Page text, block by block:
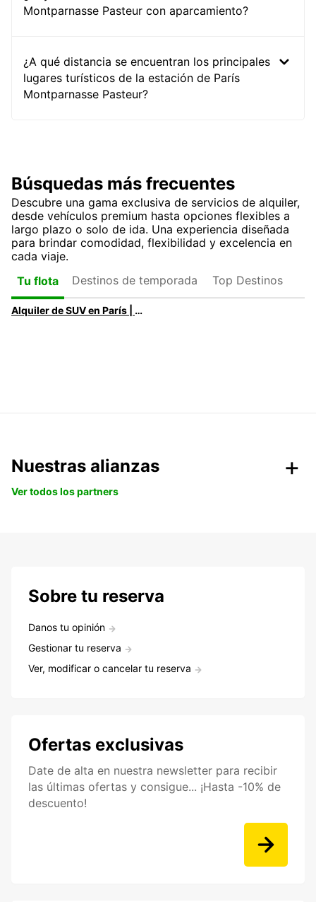
Montparnasse Pasteur con aparcamiento?
¿A qué distancia se encuentran los principales
lugares turísticos de la estación de París
Montparnasse Pasteur?
Búsquedas más frecuentes
Descubre una gama exclusiva de servicios de alquiler,
desde vehículos premium hasta opciones flexibles a
largo plazo o solo de ida. Una experiencia diseñada
para brindar comodidad, flexibilidad y excelencia en
cada viaje.
Tu flota
Destinos de temporada Top Destinos
Alquiler de SUV en París | SUV Premium y Eléctricos con Europcar
Nuestras alianzas
Ver todos los partners
Sobre tu reserva
Danos tu opinión
Gestionar tu reserva
Ver, modificar o cancelar tu reserva
Ofertas exclusivas
Date de alta en nuestra newsletter para recibir
las últimas ofertas y consigue... ¡Hasta -10% de
descuento!